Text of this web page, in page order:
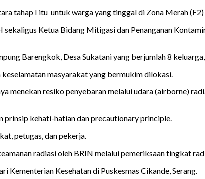
tahap I itu untuk warga yang tinggal di Zona Merah
Ketua Bidang Mitigasi dan Penanganan
Barengkok, Desa Sukatani yang berjumlah 8
masyarakat yang bermukim dilokasi.
menekan resiko penyebaran melalui udara (airborne)
prinsip kehati-hatian dan precautionary principle.
petugas, dan pekerja.
radiasi oleh BRIN melalui pemeriksaan tingkat
Kementerian Kesehatan di Puskesmas Cikande, Serang.